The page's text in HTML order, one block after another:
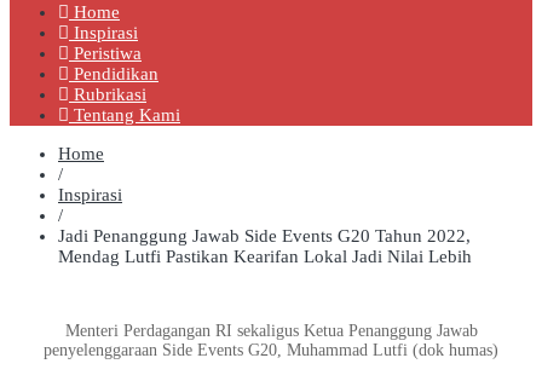
Home
Inspirasi
Peristiwa
Pendidikan
Rubrikasi
Tentang Kami
Home
/
Inspirasi
/
Jadi Penanggung Jawab Side Events G20 Tahun 2022,
Mendag Lutfi Pastikan Kearifan Lokal Jadi Nilai Lebih
Menteri Perdagangan RI sekaligus Ketua Penanggung Jawab
penyelenggaraan Side Events G20, Muhammad Lutfi (dok humas)